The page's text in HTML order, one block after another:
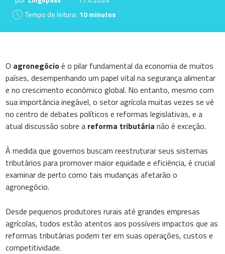
Tempo de leitura: 10 minutos
O agronegócioé o pilar fundamental da economia de muitos
países, desempenhando um papel vital na segurança alimentar
e no crescimento econômico global. No entanto, mesmo com
sua importância inegável, o setor agrícola muitas vezes se vê
no centro de debates políticos e reformas legislativas, e a
atual discussão sobre a reforma tributária não é exceção.
À medida que governos buscam reestruturar seus sistemas
tributários para promover maior equidade e eficiência, é crucial
examinar de perto como tais mudanças afetarão o
agronegócio.
Desde pequenos produtores rurais até grandes empresas
agrícolas, todos estão atentos aos possíveis impactos que as
reformas tributárias podem ter em suas operações, custos e
competitividade.